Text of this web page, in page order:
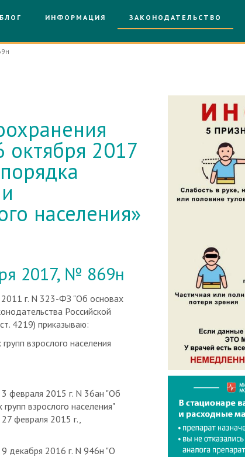
БЛОГ ИНФОРМАЦИЯ ЗАКОНОДАТЕЛЬСТВО
2017
населения»
2017, № 869н
г. N 323-ФЗ "Об основах
Российской
4219) приказываю:
взрослого населения
февраля 2015 г. N 36ан "Об
взрослого населения"
февраля 2015 г.,